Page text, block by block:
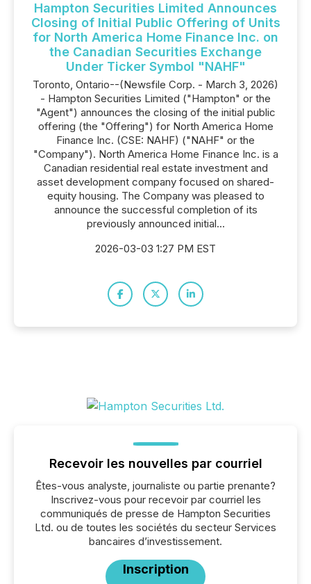
Hampton Securities Limited Announces
Closing of Initial Public Offering of Units
for North America Home Finance Inc. on
the Canadian Securities Exchange
Under Ticker Symbol "NAHF"
Toronto, Ontario--(Newsfile Corp. - March 3, 2026)
- Hampton Securities Limited ("Hampton" or the
"Agent") announces the closing of the initial public
offering (the "Offering") for North America Home
Finance Inc. (CSE: NAHF) ("NAHF" or the
"Company"). North America Home Finance Inc. is a
Canadian residential real estate investment and
asset development company focused on shared-
equity housing. The Company was pleased to
announce the successful completion of its
previously announced initial...
2026-03-03 1:27 PM EST
Recevoir les nouvelles par courriel
Êtes-vous analyste, journaliste ou partie prenante?
Inscrivez-vous pour recevoir par courriel les
communiqués de presse de Hampton Securities
Ltd. ou de toutes les sociétés du secteur Services
bancaires d’investissement.
Inscription